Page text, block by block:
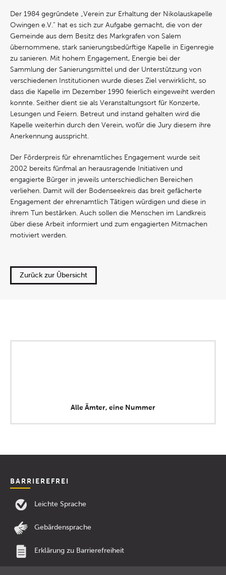
Der 1984 gegründete „Verein zur Erhaltung der Nikolauskapelle
Owingen e.V.“ hat es sich zur Aufgabe gemacht, die von der
Gemeinde aus dem Besitz des Markgrafen von Salem
übernommene, stark sanierungsbedürftige Kapelle in Eigenregie
zu sanieren. Mit hohem Engagement, Energie bei der
Sammlung der Sanierungsmittel und der Unterstützung von
verschiedenen Institutionen wurde dieses Ziel verwirklicht, so
dass die Kapelle im Dezember 1990 feierlich eingeweiht werden
konnte. Seither dient sie als Veranstaltungsort für Konzerte,
Lesungen und Feiern. Betreut und instand gehalten wird die
Kapelle weiterhin durch den Verein, wofür die Jury diesem ihre
Anerkennung ausspricht.
Der Förderpreis für ehrenamtliches Engagement wurde seit
2002 bereits fünfmal an herausragende Initiativen und
engagierte Bürger in jeweils unterschiedlichen Bereichen
verliehen. Damit will der Bodenseekreis das breit gefächerte
Engagement der ehrenamtlich Tätigen würdigen und diese in
ihrem Tun bestärken. Auch sollen die Menschen im Landkreis
über diese Arbeit informiert und zum engagierten Mitmachen
motiviert werden.
Zurück zur Übersicht
Alle Ämter, eine Nummer
BARRIEREFREI
Leichte Sprache
Gebärdensprache
Erklärung zu Barrierefreiheit